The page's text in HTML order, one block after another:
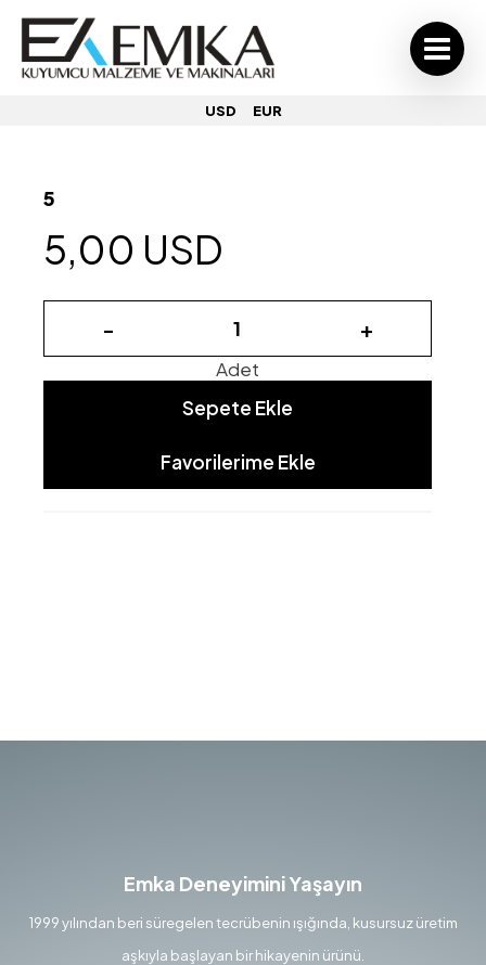
USD EUR
5
5,00 USD
- +
Adet
Sepete Ekle
Favorilerime Ekle
Emka Deneyimini Yaşayın
1999 yılından beri süregelen tecrübenin ışığında, kusursuz üretim
aşkıyla başlayan bir hikayenin ürünü.